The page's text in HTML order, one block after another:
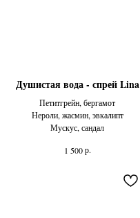
Душистая вода - спрей Lina
Петитгрейн, бергамот
Нероли, жасмин, эвкалипт
Мускус, сандал
1 500 р.